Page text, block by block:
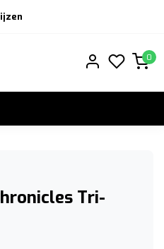
0
Tri-